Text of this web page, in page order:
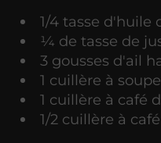
1/4 tasse d'huile
¼ de tasse de
3 gousses d'ail
1 cuillère à
1 cuillère à café
1/2 cuillère à